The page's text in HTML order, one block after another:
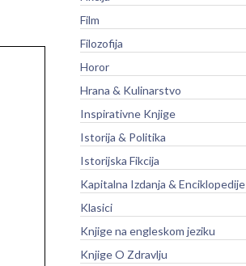
Film
Filozofija
Horor
Hrana & Kulinarstvo
Inspirativne Knjige
Istorija & Politika
Istorijska Fikcija
Kapitalna Izdanja & Enciklopedije
Klasici
Knjige na engleskom jeziku
Knjige O Zdravlju